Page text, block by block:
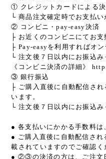
① クレジットカードによる決
└ 商品注文確定時でお支払い
② コンビニ・pay-easy決済
├ お近くのコンビニにてお支
├ Pay-easyを利用すればオ
└ 注文後７日以内にお振込み
《コンビニ決済の詳細》
③ 銀行振込
├ ご購入直後に自動配信さ
います。
└ 注文後７日以内にお振込み
● 各支払いにかかる手数料は
● ご購入直後に自動配信さ
載されていますのでご確認く
● ②③の決済の方は、ご注文